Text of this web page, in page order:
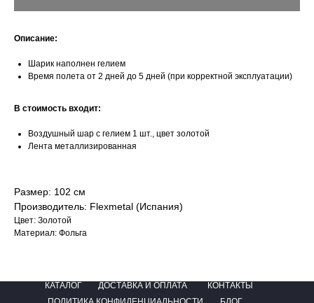
Описание:
Шарик наполнен гелием
Время полета от 2 дней до 5 дней (при корректной эксплуатации)
В стоимость входит:
Воздушный шар с гелием 1 шт., цвет золотой
Лента металлизированная
Размер: 102 см
Производитель: Flexmetal (Испания)
Цвет: Золотой
Материал: Фольга
КАТАЛОГ ДОСТАВКА И ОПЛАТА
КОНТАКТЫ